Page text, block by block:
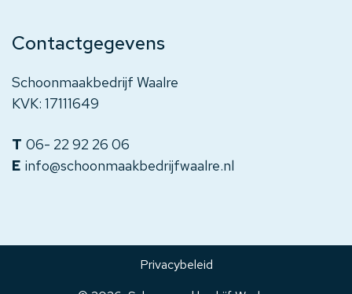
Contactgegevens
Schoonmaakbedrijf Waalre
06- 22 92 26 06
info@schoonmaakbedrijfwaalre.nl
KVK: 17111649
Privacybeleid